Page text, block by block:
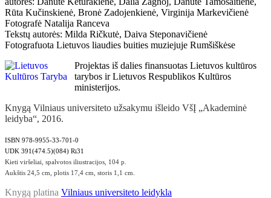
Rūta Kučinskienė, Bronė Zadojenkienė, Virginija Markevičienė
Fotografė Natalija Ranceva
Tekstų autorės: Milda Ričkutė, Daiva Steponavičienė
Fotografuota Lietuvos liaudies buities muziejuje Rumšiškėse
Projektas iš dalies finansuotas Lietuvos kultūros
tarybos ir Lietuvos Respublikos Kultūros
ministerijos.
Knygą Vilniaus universiteto užsakymu išleido VšĮ „Akademinė
leidyba“, 2016.
ISBN 978-9955-33-701-0
UDK 391(474.5)(084) Ri31
Kieti viršeliai, spalvotos iliustracijos, 104 p.
Aukštis 24,5 cm, plotis 17,4 cm, storis 1,1 cm.
Knygą platina Vilniaus universiteto leidykla